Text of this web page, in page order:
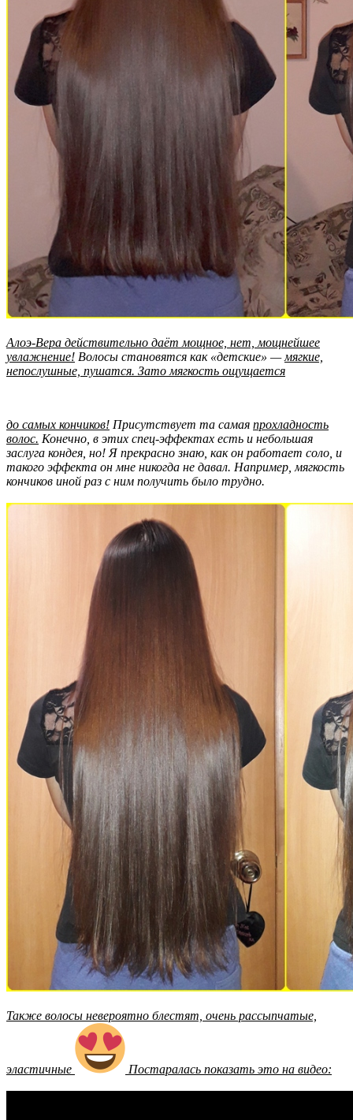
Алоэ-Вера действительно даёт мощное, нет, мощнейшее
увлажнение! Волосы становятся как «детские» — мягкие,
непослушные, пушатся. Зато мягкость ощущается
до самых кончиков! Присутствует та самая прохладность
волос. Конечно, в этих спец-эффектах есть и небольшая
заслуга кондея, но! Я прекрасно знаю, как он работает соло, и
такого эффекта он мне никогда не давал. Например, мягкость
кончиков иной раз с ним получить было трудно.
Также волосы невероятно блестят, очень рассыпчатые,
эластичные Постаралась показать это на видео: